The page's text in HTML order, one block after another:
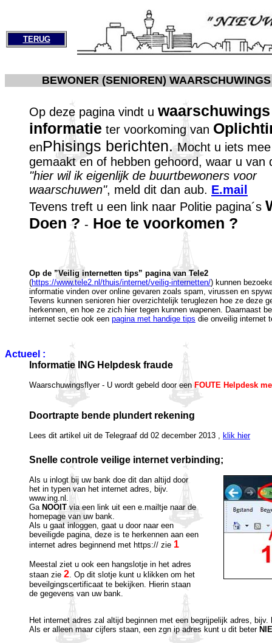
TERUG
BEWONER (SENIOREN)
Op deze pagina vindt u waarschuwings
informatie ter voorkoming van
enPhisings berichten. Mocht u iets
gemaakt en of hebben gehoord, waar u van
"hier wil ik eigenlijk de buurtbewoners voor
waarschuwen", meld dit dan aub. E.mail
Tevens treft u een link naar Politie pagina´s
Doen ? - Hoe te voorkomen ?
Op de ”Veilig internetten tips” pagina van Tele2
(https://www.tele2.nl/thuis/internet/veilig-internetten/) kunnen
informatie vinden over online gevaren zoals spam, virussen en
Tevens kunnen senioren hier overzichtelijk teruglezen hoe ze deze
herkennen, en hoe ze zich hier tegen kunnen wapenen. Daarnaast
internet sectie ook een pagina met handige tips die onveilig internet
Actueel :
Informatie ING Helpdesk fraude
Waarschuwingsflyer - U wordt gebeld door eenFOUTE Helpdesk
Doortrapte bende plundert rekening
Lees dit artikel uit de Telegraaf dd 02 december 2013 , klik hier
Snelle controle veilige internet verbinding;
Als u inlogt bij uw bank doe dit dan altijd door
het in typen van het internet adres, bijv.
www.ing.nl.
Ga NOOITvia een link uit een e.mailtje naar de
homepage van uw bank.
Als u gaat inloggen, gaat u door naar een
beveiligde pagina, deze is te herkennen aan een
internet adres beginnend met https:// zie 1
Meestal ziet u ook een hangslotje in het adres
staan zie 2. Op dit slotje kunt u klikken om het
beveilgingscertificaat te bekijken. Hierin staan
de gegevens van uw bank.
Het internet adres zal altijd beginnen met een begrijpelijk adres, bijv.
Als er alleen maar cijfers staan, een zgn ip adres kunt u dit beter